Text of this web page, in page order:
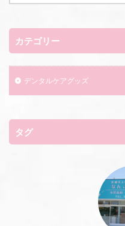
カテゴリー
デンタルケアグッズ
タグ